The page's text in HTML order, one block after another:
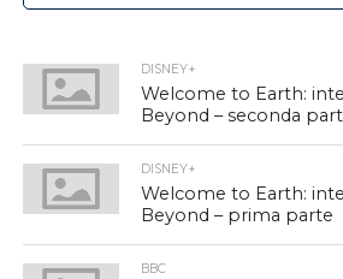
DISNEY+
Welcome to Earth:
Beyond – seconda
DISNEY+
Welcome to Earth:
Beyond – prima parte
BBC